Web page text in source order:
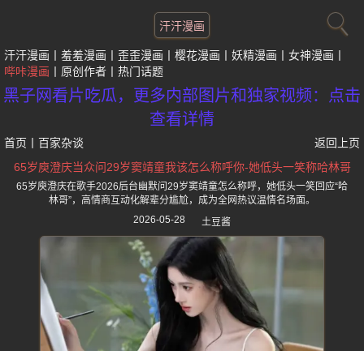
汗汗漫画
汗汗漫画 羞羞漫画 歪歪漫画 樱花漫画 妖精漫画
女神漫画
哔咔漫画
原创作者 热门话题
黑子网看片吃瓜，更多内部图片和独家视频：点击
查看详情
首页 百家杂谈
返回上页
65岁庾澄庆当众问29岁窦靖童我该怎么称呼你-她低头一笑称哈林哥
65岁庾澄庆在歌手2026后台幽默问29岁窦靖童怎么称呼，她低头一笑回应“哈
林哥”，高情商互动化解辈分尴尬，成为全网热议温情名场面。
2026-05-28
土豆酱